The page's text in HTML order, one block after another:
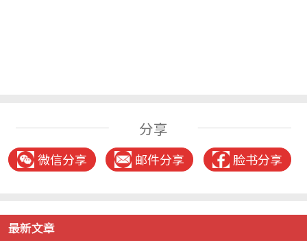
分享
微信分享 邮件分享 脸书分享
最新文章